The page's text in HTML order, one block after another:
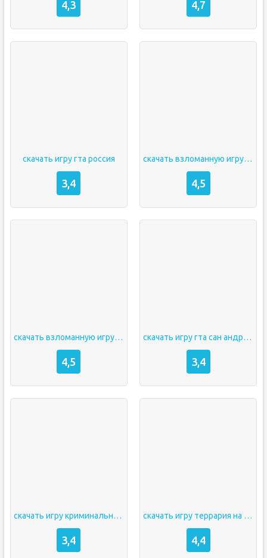
4,3 4,7
скачать игру гта россия
3,4
скачать взломанную игру сабвей
4,5
скачать взломанную игру subway
4,5
скачать игру гта сан андреас россия
3,4
скачать игру криминальная россия
3,4
скачать игру террария на андроид
4,4